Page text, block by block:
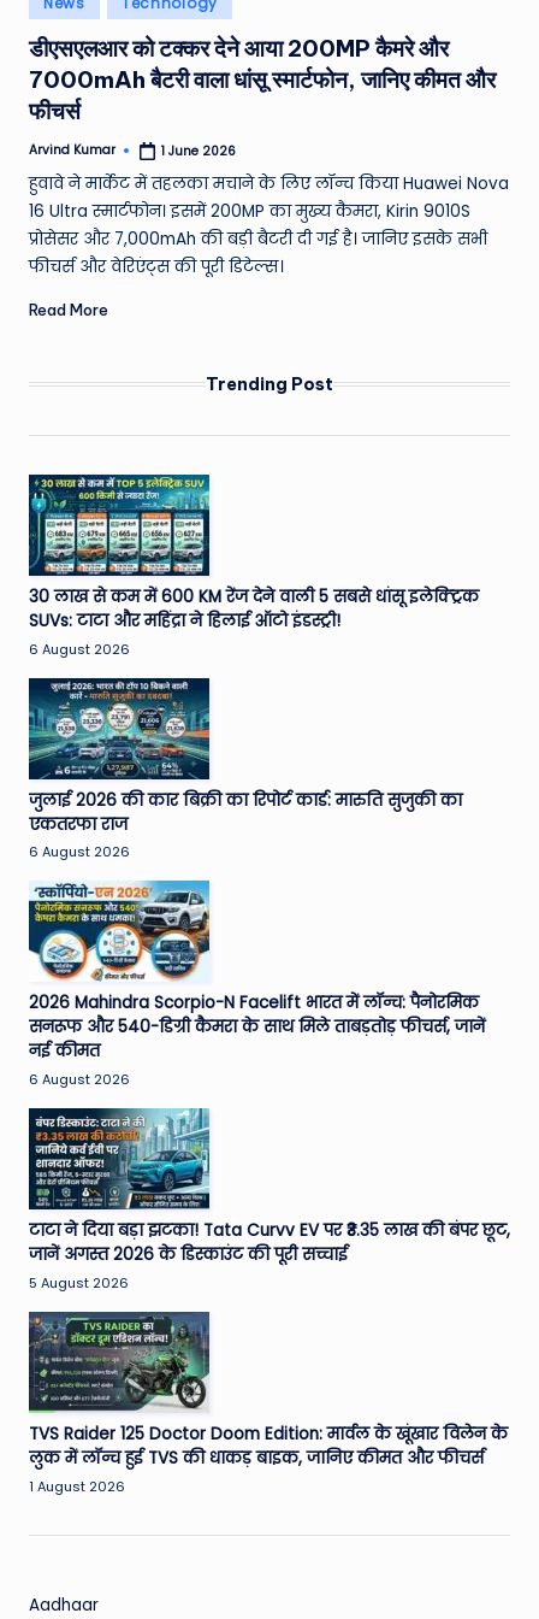
e
a
t
er
,
T
o
vi
e
N
e
w
s
A
ro
u
n
d
T
h
e
W
o
rl
d
in
डीएसएलआर को टक्कर देने आया 200MP कैमरे और
7000mAh बैटरी वाला धांसू स्मार्टफोन, जानिए कीमत और
फीचर्स
Posted
Arvind Kumar 1 June 2026
हुवावे ने मार्केट में तहलका मचाने के लिए लॉन्च किया Huawei Nova
16 Ultra स्मार्टफोन। इसमें 200MP का मुख्य कैमरा, Kirin 9010S
प्रोसेसर और 7,000mAh की बड़ी बैटरी दी गई है। जानिए इसके सभी
फीचर्स और वेरिएंट्स की पूरी डिटेल्स।
Read More
Trending Post
30 लाख से कम में 600 KM रेंज देने वाली 5 सबसे धांसू इलेक्ट्रिक
SUVs: टाटा और महिंद्रा ने हिलाई ऑटो इंडस्ट्री!
6 August 2026
जुलाई 2026 की कार बिक्री का रिपोर्ट कार्ड: मारुति सुजुकी का
एकतरफा राज
6 August 2026
2026 Mahindra Scorpio-N Facelift भारत में लॉन्च: पैनोरमिक
सनरूफ और 540-डिग्री कैमरा के साथ मिले ताबड़तोड़ फीचर्स, जानें
नई कीमत
6 August 2026
टाटा ने दिया बड़ा झटका! Tata Curvv EV पर ₹3.35 लाख की बंपर छूट,
जानें अगस्त 2026 के डिस्काउंट की पूरी सच्चाई
5 August 2026
TVS Raider 125 Doctor Doom Edition: मार्वल के खूंखार विलेन के
लुक में लॉन्च हुई TVS की धाकड़ बाइक, जानिए कीमत और फीचर्स
1 August 2026
Aadhaar